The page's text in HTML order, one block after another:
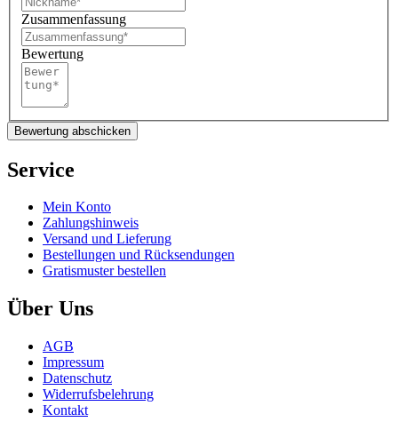
Zusammenfassung
Bewertung
Bewertung abschicken
Service
Mein Konto
Zahlungshinweis
Versand und Lieferung
Bestellungen und Rücksendungen
Gratismuster bestellen
Über Uns
AGB
Impressum
Datenschutz
Widerrufsbelehrung
Kontakt